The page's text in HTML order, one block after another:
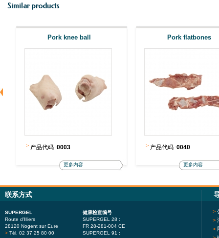
Similar products
Pork knee ball
> 产品代码 :0003
更多内容
Pork flatbones
> 产品代码 :0040
更多内容
联系方式
SUPERGEL
Route d'Illiers
28120 Nogent sur Eure
> Tél. 02 37 25 80 00
健康检查编号
SUPERGEL 28 :
FR 28-281-004 CE
SUPERGEL 91 :
>
>
>